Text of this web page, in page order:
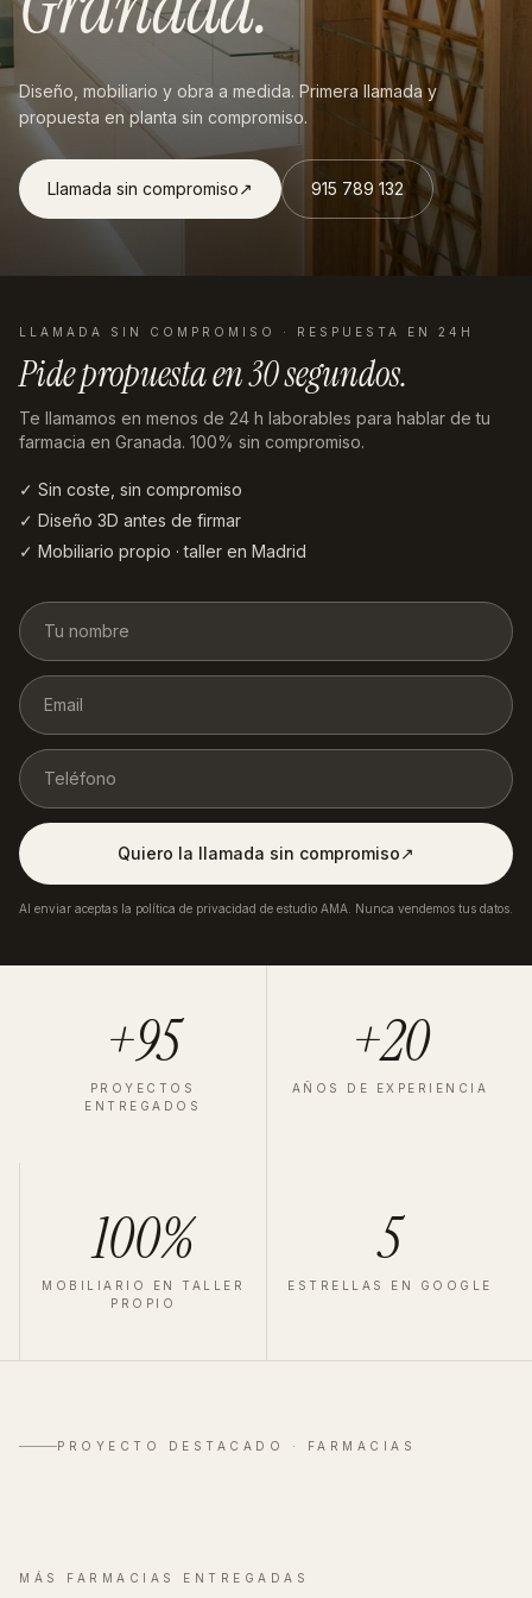
Diseño, mobiliario y obra a medida. Primera llamada y
propuesta en planta sin compromiso.
Llamada sin compromiso↗︎ 915 789 132
LLAMADA SIN COMPROMISO · RESPUESTA EN 24H
Pide propuesta en30 segundos.
Te llamamos en menos de 24 h laborables para hablar de tu
farmacia en Granada. 100% sin compromiso.
✓ Sin coste, sin compromiso
✓ Diseño 3D antes de firmar
✓ Mobiliario propio · taller en Madrid
Quiero la llamada sin compromiso↗︎
Al enviar aceptas la política de privacidad de estudio AMA. Nunca vendemos tus datos.
+95
PROYECTOS
ENTREGADOS
+20
AÑOS DE EXPERIENCIA
100%
MOBILIARIO EN TALLER
PROPIO
5
ESTRELLAS EN GOOGLE
PROYECTO DESTACADO · FARMACIAS
Velázquez
MÁS FARMACIAS ENTREGADAS